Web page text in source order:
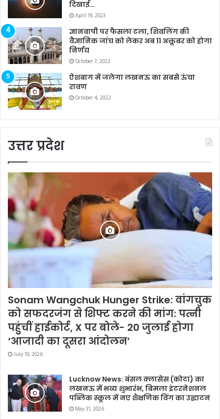
दिखाई…
April 19, 2023
ज्ञानवापी पर फैसला टला, शिवलिंग की
वैज्ञानिक जांच को लेकर अब 11 अक्तूबर को होगा
निर्णय
October 7, 2022
ऐशबाग में जलेगा लखनऊ का सबसे ऊंचा
रावण
October 4, 2022
उत्तर प्रदेश
Sonam Wangchuk Hunger Strike: वांगचुक
को सफदरजंग से शिफ्ट करने की मांग: पत्नी
पहुंचीं हाईकोर्ट, X पर बोले- 20 जुलाई होगा
‘आजादी का दूसरा आंदोलन’
July 19, 2026
Lucknow News: बंसल क्लासेस (कोटा) का
लखनऊ में भव्य शुभारंभ, बिमला इंटरनेशनल
पब्लिक स्कूल में नए शैक्षणिक विंग का उद्घाटन
May 31, 2026